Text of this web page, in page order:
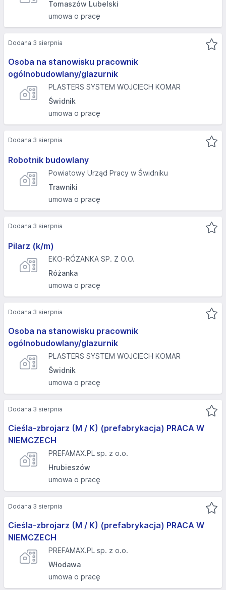
Tomaszów Lubelski
umowa o pracę
Osoba na stanowisku pracownik
ogólnobudowlany/glazurnik
PLASTERS SYSTEM WOJCIECH KOMAR
Świdnik
umowa o pracę
Dodana 3 sierpnia
Robotnik budowlany
Powiatowy Urząd Pracy w Świdniku
Trawniki
umowa o pracę
Dodana 3 sierpnia
Pilarz (k/m)
EKO-RÓŻANKA SP. Z O.O.
Różanka
umowa o pracę
Dodana 3 sierpnia
Osoba na stanowisku pracownik
ogólnobudowlany/glazurnik
PLASTERS SYSTEM WOJCIECH KOMAR
Świdnik
umowa o pracę
Dodana 3 sierpnia
Cieśla-zbrojarz (M / K) (prefabrykacja) PRACA W
NIEMCZECH
PREFAMAX.PL sp. z o.o.
Hrubieszów
umowa o pracę
Dodana 3 sierpnia
Cieśla-zbrojarz (M / K) (prefabrykacja) PRACA W
NIEMCZECH
PREFAMAX.PL sp. z o.o.
Włodawa
umowa o pracę
Dodana 3 sierpnia